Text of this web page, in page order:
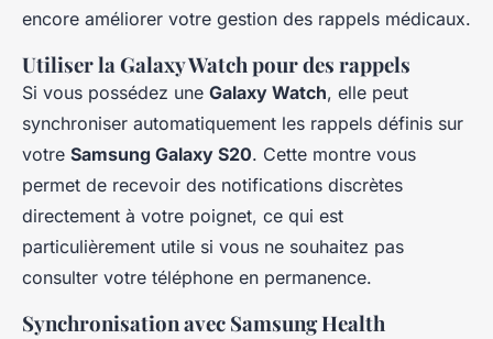
encore améliorer votre gestion des rappels médicaux.
Utiliser la Galaxy Watch pour des rappels
Si vous possédez une Galaxy Watch, elle peut
synchroniser automatiquement les rappels définis sur
votre Samsung Galaxy S20. Cette montre vous
permet de recevoir des notifications discrètes
directement à votre poignet, ce qui est
particulièrement utile si vous ne souhaitez pas
consulter votre téléphone en permanence.
Synchronisation avec Samsung Health